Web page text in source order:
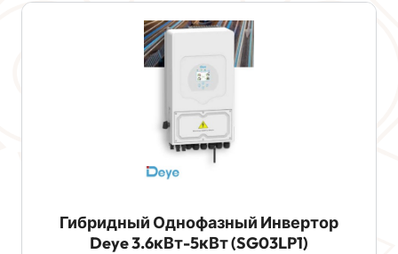
Гибридный Однофазный Инвертор
Deye 3.6кВт-5кВт (SG03LP1)